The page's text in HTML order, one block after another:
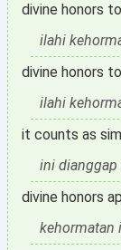
divine honors
ilahi
divine honors
ilahi
it counts as
ini dianggap
divine honors
kehormatan